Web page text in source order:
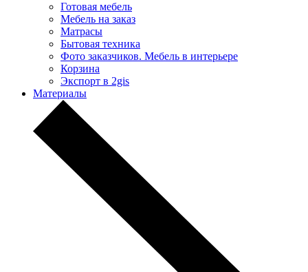
Готовая мебель
Мебель на заказ
Матрасы
Бытовая техника
Фото заказчиков. Мебель в интерьере
Корзина
Экспорт в 2gis
Материалы